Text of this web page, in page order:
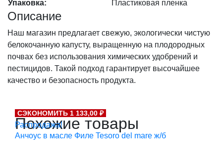
Упаковка:
Пластиковая пленка
Описание
Наш магазин предлагает свежую, экологически чистую
белокочанную капусту, выращенную на плодородных
почвах без использования химических удобрений и
пестицидов. Такой подход гарантирует высочайшее
качество и безопасность продукта.
Похожие товары
СЭКОНОМИТЬ 1 133,00 ₽
Распродажа!
Анчоус в масле Филе Tesoro del mare ж/б